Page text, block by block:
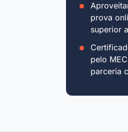
prova
superior
pelo
parceria